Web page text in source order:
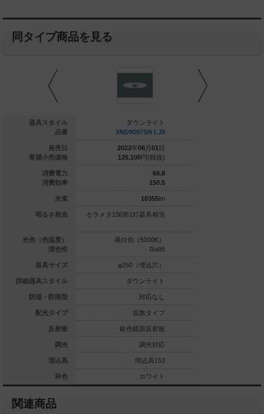
同タイプ商品を見る
器具スタイル
品番
発売日
希望小売価格
消費電力
消費効率
光束
明るさ相当
光色（色温度）
演色性
器具サイズ
詳細器具スタイル
防湿・防雨型
配光タイプ
反射板
調光
埋込高
枠色
ダウンライト
円(税抜)
70
144.1
形1灯器具相当
色（3500K）
（埋込穴）
ダウンライト
対応なし
広角タイプ
ダウンライト
XND9097SN LJ9
2022年06 月 01 日
125,100円(税抜)
68.8
150.5
10355lm
セラメタ150形1灯器具相当
昼白色（5000K）
Ra85
φ250（埋込穴）
ダウンライト
対応なし
拡散タイプ
銀色鏡面反射板
調光対応
埋込高153
ホワイト
関連商品